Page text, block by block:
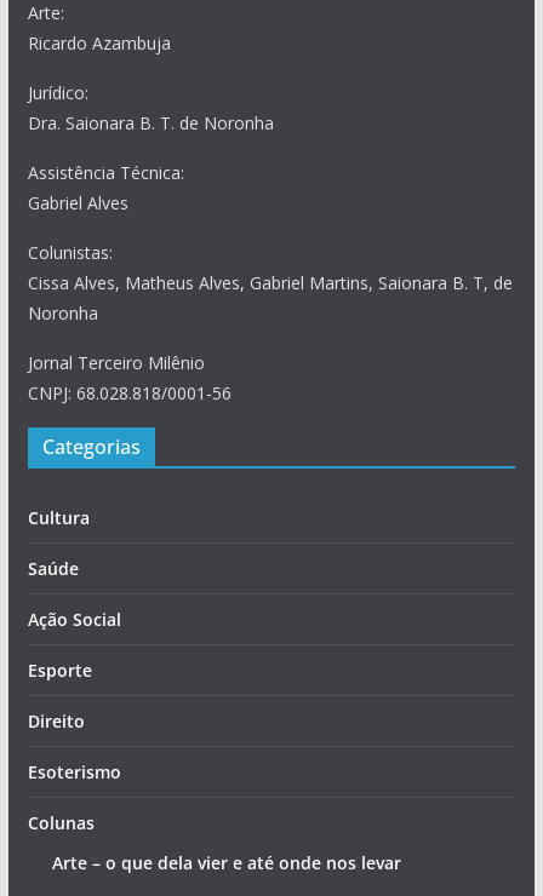
Arte:
Ricardo Azambuja
Jurídico:
Dra. Saionara B. T. de Noronha
Assistência Técnica:
Gabriel Alves
Colunistas:
Cissa Alves, Matheus Alves, Gabriel Martins, Saionara B. T, de
Noronha
Jornal Terceiro Milênio
CNPJ: 68.028.818/0001-56
Categorias
Cultura
Saúde
Ação Social
Esporte
Direito
Esoterismo
Colunas
Arte – o que dela vier e até onde nos levar